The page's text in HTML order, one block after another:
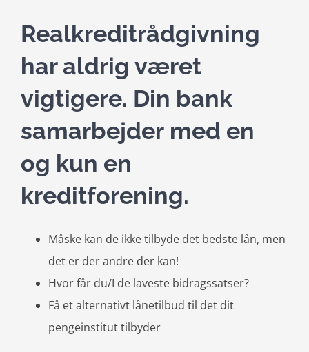
Realkreditrådgivning
har aldrig været
vigtigere. Din bank
samarbejder med en
og kun en
kreditforening.
Måske kan de ikke tilbyde det bedste lån, men
det er der andre der kan!
Hvor får du/I de laveste bidragssatser?
Få et alternativt lånetilbud til det dit
pengeinstitut tilbyder